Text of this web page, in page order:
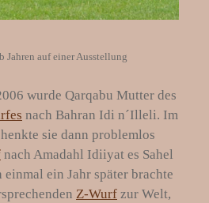
Jahren auf einer Ausstellung
wurde Qarqabu Mutter des
nach Bahran Idi n´Illeli. Im
sie dann problemlos
nach Amadahl Idiiyat es Sahel
einmal ein Jahr später brachte
Z-Wurf zur Welt,